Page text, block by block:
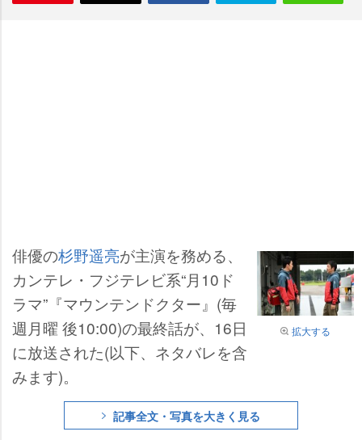
拡大する
俳優の杉野遥亮が主演を務める、
カンテレ・フジテレビ系“月10ド
ラマ”『マウンテンドクター』(毎
週月曜 後10:00)の最終話が、16日
に放送された(以下、ネタバレを含
みます)。
記事全文・写真を大きく見る